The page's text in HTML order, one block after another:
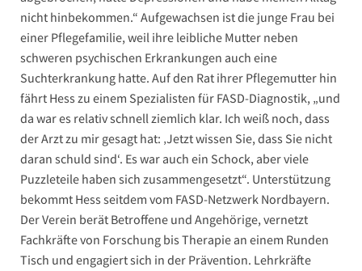
nicht hinbekommen.“ Aufgewachsen ist die junge Frau bei
einer Pflegefamilie, weil ihre leibliche Mutter neben
schweren psychischen Erkrankungen auch eine
Suchterkrankung hatte. Auf den Rat ihrer Pflegemutter hin
fährt Hess zu einem Spezialisten für FASD-Diagnostik, „und
da war es relativ schnell ziemlich klar. Ich weiß noch, dass
der Arzt zu mir gesagt hat: ‚Jetzt wissen Sie, dass Sie nicht
daran schuld sind‘. Es war auch ein Schock, aber viele
Puzzleteile haben sich zusammengesetzt“. Unterstützung
bekommt Hess seitdem vom FASD-Netzwerk Nordbayern.
Der Verein berät Betroffene und Angehörige, vernetzt
Fachkräfte von Forschung bis Therapie an einem Runden
Tisch und engagiert sich in der Prävention. Lehrkräfte